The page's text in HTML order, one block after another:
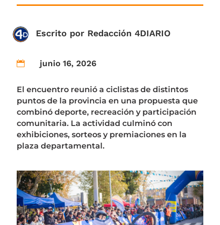
Escrito por Redacción 4DIARIO
 junio 16, 2026
El encuentro reunió a ciclistas de distintos
puntos de la provincia en una propuesta que
combinó deporte, recreación y participación
comunitaria. La actividad culminó con
exhibiciones, sorteos y premiaciones en la
plaza departamental.